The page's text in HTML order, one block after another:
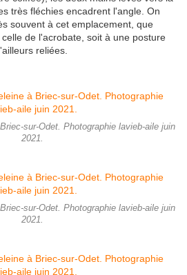
très fléchies encadrent l'angle. On
souvent à cet emplacement, que
de l'acrobate, soit à une posture
reliées.
sur-Odet. Photographie lavieb-aile juin
2021.
sur-Odet. Photographie lavieb-aile juin
2021.